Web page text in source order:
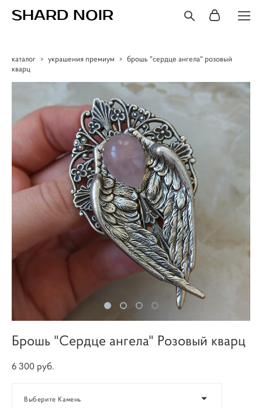
SHARD NOIR
каталог > украшения премиум > брошь "сердце ангела" розовый
кварц
Брошь "Сердце ангела" Розовый кварц
6 300 pуб.
Выберите Камень